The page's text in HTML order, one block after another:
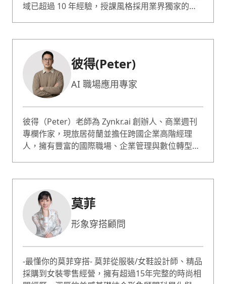
域已超過 10 年經驗，授課風格採用業界獨家的
案。
彼得(Peter)
AI 職場應用專家
彼得（Peter）老師為 Zynkr.ai 創辦人、商業週刊
專欄作家，現旅居荷蘭並擔任跨國企業高階經理
人，擁有豐富的國際職場、企業管理與數位轉型實
超過 5 萬名追蹤者，授課超過千名學員，並擔任全
台最大 Claude Code 應用 LINE 社群版主以及《彼
得的外商隨筆》版主，長期推廣 AI 工具、工作流
程自動化及 AI Agent 實務應用。
莫菲
形象穿搭顧問
-最懂你的莫菲穿搭- 莫菲從服裝/女鞋設計師、精品
採購到女裝零售經營，擁有超過15年完整的時尚相